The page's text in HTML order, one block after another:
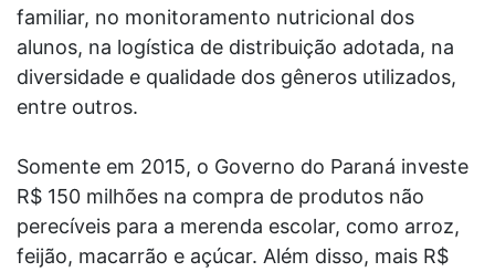
familiar, no monitoramento nutricional dos
alunos, na logística de distribuição adotada, na
diversidade e qualidade dos gêneros utilizados,
entre outros.
Somente em 2015, o Governo do Paraná investe
R$ 150 milhões na compra de produtos não
perecíveis para a merenda escolar, como arroz,
feijão, macarrão e açúcar. Além disso, mais R$